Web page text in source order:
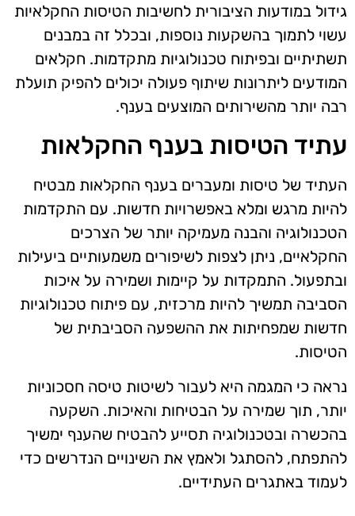
גידול במודעות הציבורית לחשיבות הטיסות החקלאיות
עשוי לתמוך בהשקעות נוספות, ובכלל זה במבנים
תשתיתיים ובפיתוח טכנולוגיות מתקדמות. חקלאים
המודעים ליתרונות שיתוף פעולה יכולים להפיק תועלת
רבה יותר מהשירותים המוצעים בענף.
עתיד הטיסות בענף החקלאות
העתיד של טיסות ומעברים בענף החקלאות מבטיח
להיות מרגש ומלא באפשרויות חדשות. עם התקדמות
הטכנולוגיה והבנה מעמיקה יותר של הצרכים
החקלאיים, ניתן לצפות לשיפורים משמעותיים ביעילות
ובתפעול. התמקדות על קיימות ושמירה על איכות
הסביבה תמשיך להיות מרכזית, עם פיתוח טכנולוגיות
חדשות שמפחיתות את ההשפעה הסביבתית של
הטיסות.
נראה כי המגמה היא לעבור לשיטות טיסה חסכוניות
יותר, תוך שמירה על הבטיחות והאיכות. השקעה
בהכשרה ובטכנולוגיה תסייע להבטיח שהענף ימשיך
להתפתח, להסתגל ולאמץ את השינויים הנדרשים כדי
לעמוד באתגרים העתידיים.